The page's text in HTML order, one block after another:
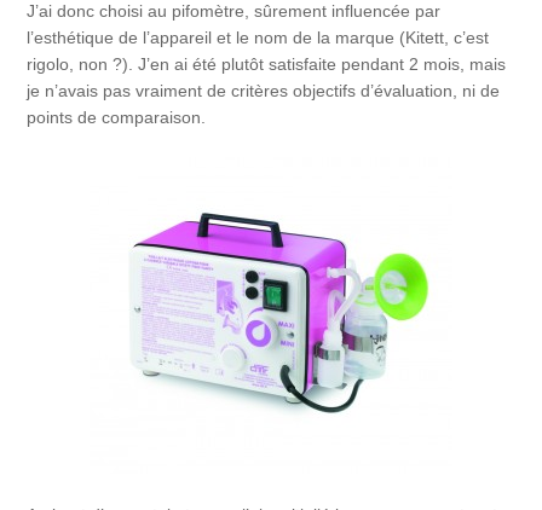
J’ai donc choisi au pifomètre, sûrement influencée par
l’esthétique de l’appareil et le nom de la marque (Kitett, c’est
rigolo, non ?). J’en ai été plutôt satisfaite pendant 2 mois, mais
je n’avais pas vraiment de critères objectifs d’évaluation, ni de
points de comparaison.